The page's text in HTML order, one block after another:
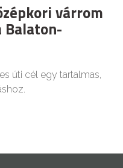
várrom
úti cél egy tartalmas,